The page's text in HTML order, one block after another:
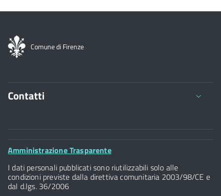
Comune di Firenze
Contatti
Comune di Firenze
Palazzo Vecchio
Piazza della Signoria - 50122, Firenze
P.IVA 01307110484
Footer
Amministrazione Trasparente
I dati personali pubblicati sono riutilizzabili solo alle
condizioni previste dalla direttiva comunitaria 2003/98/CE e
dal d.lgs. 36/2006